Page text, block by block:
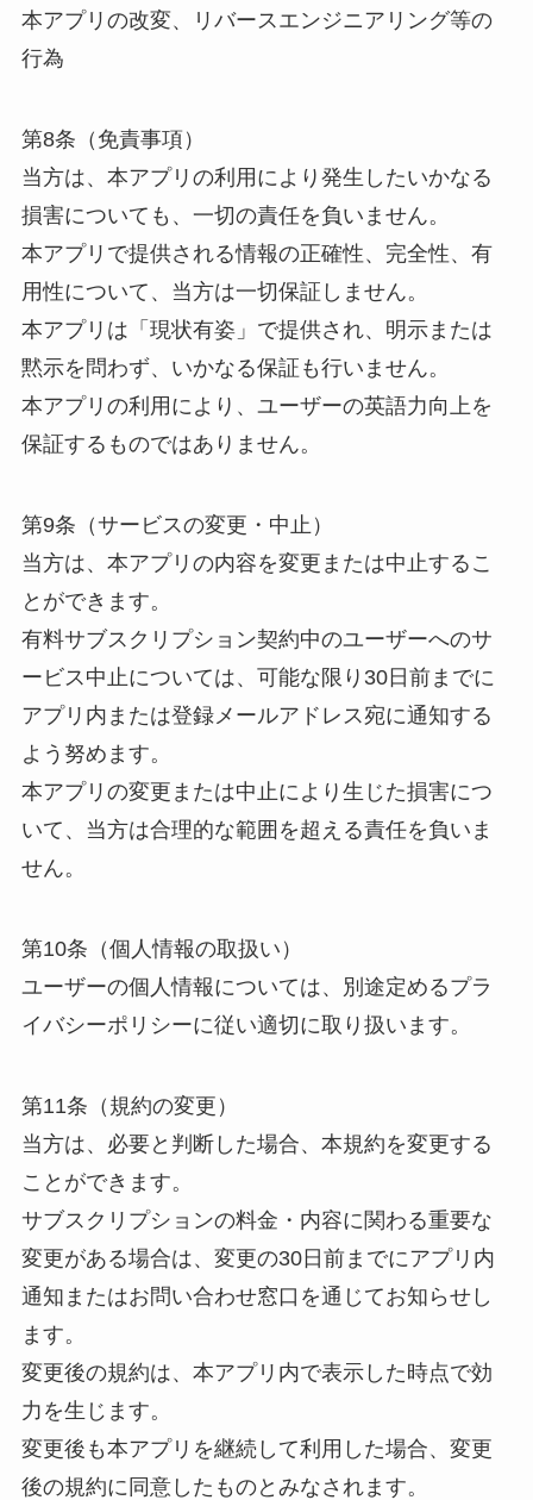
本アプリの改変、リバースエンジニアリング等の
行為
第8条（免責事項）
当方は、本アプリの利用により発生したいかなる
損害についても、一切の責任を負いません。
本アプリで提供される情報の正確性、完全性、有
用性について、当方は一切保証しません。
本アプリは「現状有姿」で提供され、明示または
黙示を問わず、いかなる保証も行いません。
本アプリの利用により、ユーザーの英語力向上を
保証するものではありません。
第9条（サービスの変更・中止）
当方は、本アプリの内容を変更または中止するこ
とができます。
有料サブスクリプション契約中のユーザーへのサ
ービス中止については、可能な限り30日前までに
アプリ内または登録メールアドレス宛に通知する
よう努めます。
本アプリの変更または中止により生じた損害につ
いて、当方は合理的な範囲を超える責任を負いま
せん。
第10条（個人情報の取扱い）
ユーザーの個人情報については、別途定めるプラ
イバシーポリシーに従い適切に取り扱います。
第11条（規約の変更）
当方は、必要と判断した場合、本規約を変更する
ことができます。
サブスクリプションの料金・内容に関わる重要な
変更がある場合は、変更の30日前までにアプリ内
通知またはお問い合わせ窓口を通じてお知らせし
ます。
変更後の規約は、本アプリ内で表示した時点で効
力を生じます。
変更後も本アプリを継続して利用した場合、変更
後の規約に同意したものとみなされます。